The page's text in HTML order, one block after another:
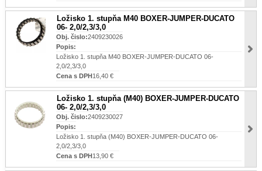
Ložisko 1. stupňa M40 BOXER-JUMPER-DUCATO
06- 2,0/2,3/3,0
Obj. čislo:2409230026
Popis:
Ložisko 1. stupňa M40 BOXER-JUMPER-DUCATO 06-
2,0/2,3/3,0
Cena s DPH16,40 €
Ložisko 1. stupňa (M40) BOXER-JUMPER-DUCATO
06- 2,0/2,3/3,0
Obj. čislo:2409230027
Popis:
Ložisko 1. stupňa (M40) BOXER-JUMPER-DUCATO 06-
2,0/2,3/3,0
Cena s DPH13,90 €